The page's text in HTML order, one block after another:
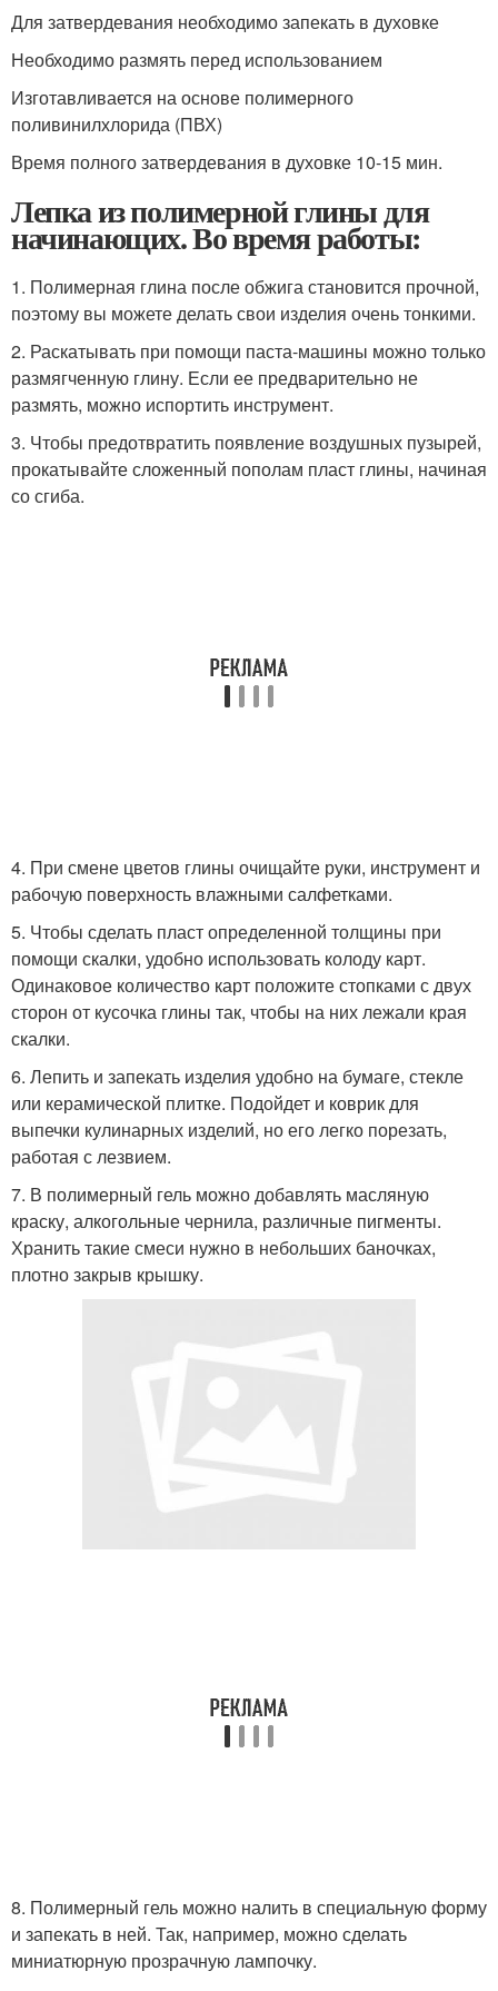
Для затвердевания необходимо запекать в духовке
Необходимо размять перед использованием
Изготавливается на основе полимерного
поливинилхлорида (ПВХ)
Время полного затвердевания в духовке 10-15 мин.
Лепка из полимерной глины для
начинающих. Во время работы:
1. Полимерная глина после обжига становится прочной,
поэтому вы можете делать свои изделия очень тонкими.
2. Раскатывать при помощи паста-машины можно только
размягченную глину. Если ее предварительно не
размять, можно испортить инструмент.
3. Чтобы предотвратить появление воздушных пузырей,
прокатывайте сложенный пополам пласт глины, начиная
со сгиба.
4. При смене цветов глины очищайте руки, инструмент и
рабочую поверхность влажными салфетками.
5. Чтобы сделать пласт определенной толщины при
помощи скалки, удобно использовать колоду карт.
Одинаковое количество карт положите стопками с двух
сторон от кусочка глины так, чтобы на них лежали края
скалки.
6. Лепить и запекать изделия удобно на бумаге, стекле
или керамической плитке. Подойдет и коврик для
выпечки кулинарных изделий, но его легко порезать,
работая с лезвием.
7. В полимерный гель можно добавлять масляную
краску, алкогольные чернила, различные пигменты.
Хранить такие смеси нужно в небольших баночках,
плотно закрыв крышку.
8. Полимерный гель можно налить в специальную форму
и запекать в ней. Так, например, можно сделать
миниатюрную прозрачную лампочку.